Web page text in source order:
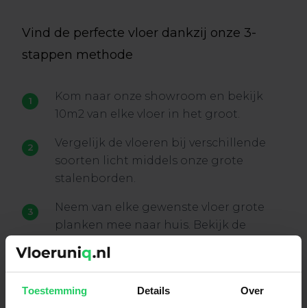
Toestemming Details Over
Vind de perfecte vloer dankzij onze 3-
stappen methode
Kom naar onze showroom en bekijk
10m2 van elke vloer in het groot.
Vergelijk de vloeren bij verschillende
soorten licht middels onze grote
stalenborden.
Neem van elke gewenste vloer grote
planken mee naar huis. Bekijk de
planken bij verschillende lichtinvallen
in de woning en bekijk ze overdag en 's